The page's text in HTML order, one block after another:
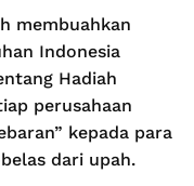
membuahkan
Indonesia
Hadiah
perusahaan
kepada para
dari upah.